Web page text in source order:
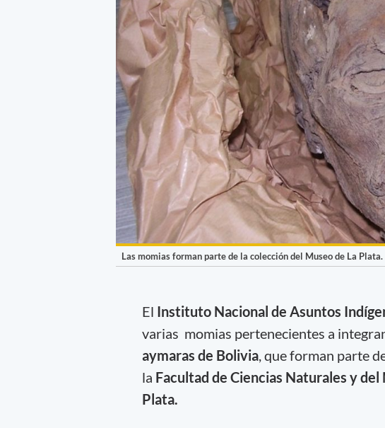
Las momias forman parte de la colección del Museo de La Plata.
El Instituto Nacional de Asuntos
varias momias pertenecientes a
aymaras de Bolivia, que forman parte
la Facultad de Ciencias Naturales y
Plata.